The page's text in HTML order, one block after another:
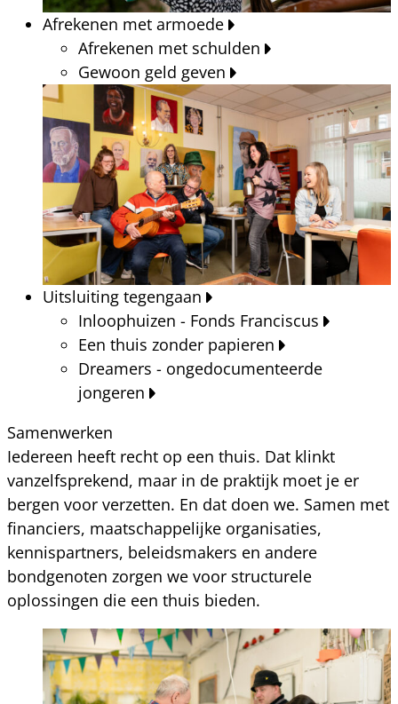
Afrekenen met armoede
Afrekenen met schulden
Gewoon geld geven
Uitsluiting tegengaan
Inloophuizen - Fonds Franciscus
Een thuis zonder papieren
Dreamers - ongedocumenteerde
jongeren
Samenwerken
Iedereen heeft recht op een thuis. Dat klinkt
vanzelfsprekend, maar in de praktijk moet je er
bergen voor verzetten. En dat doen we. Samen met
financiers, maatschappelijke organisaties,
kennispartners, beleidsmakers en andere
bondgenoten zorgen we voor structurele
oplossingen die een thuis bieden.